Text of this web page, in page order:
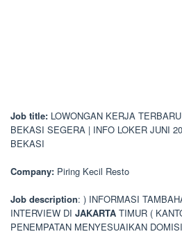
Job title: LOWONGAN KERJA
BEKASI SEGERA | INFO LOKER JUNI
BEKASI
Company: Piring Kecil Resto
Job description: ) INFORMASI
INTERVIEW DI JAKARTA TIMUR (
PENEMPATAN MENYESUAIKAN